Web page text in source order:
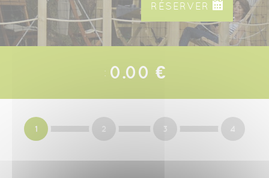
RÉSERVER
0.00 €
1 2 3